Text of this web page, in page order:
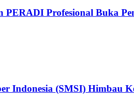
PERADI Profesional Buka
Indonesia (SMSI) Himbau